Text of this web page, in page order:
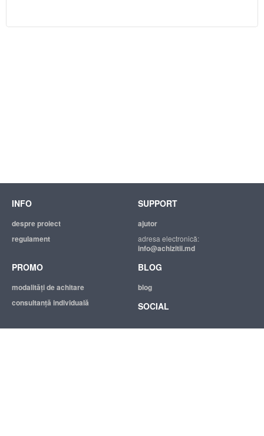
INFO
despre proiect
regulament
SUPPORT
ajutor
adresa electronică:
info@achizitii.md
PROMO
modalităţi de achitare
consultanță individuală
BLOG
blog
SOCIAL